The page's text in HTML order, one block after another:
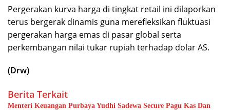
Pergerakan kurva harga di tingkat retail ini dilaporkan
terus bergerak dinamis guna merefleksikan fluktuasi
pergerakan harga emas di pasar global serta
perkembangan nilai tukar rupiah terhadap dolar AS.
(Drw)
Berita Terkait
Menteri Keuangan Purbaya Yudhi Sadewa Secure Pagu Kas Dan